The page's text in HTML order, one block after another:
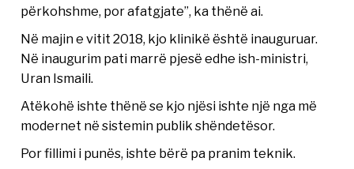
përkohshme, por afatgjate”, ka thënë ai.
Në majin e vitit 2018, kjo klinikë është inauguruar.
Në inaugurim pati marrë pjesë edhe ish-ministri,
Uran Ismaili.
Atëkohë ishte thënë se kjo njësi ishte një nga më
modernet në sistemin publik shëndetësor.
Por fillimi i punës, ishte bërë pa pranim teknik.